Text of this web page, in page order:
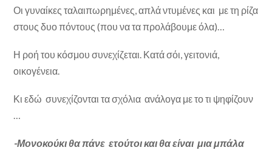
Οι γυναίκες ταλαιπωρημένες, απλά ντυμένες και με τη ρίζα
στους δυο πόντους (που να τα προλάβουμε όλα)…
Η ροή του κόσμου συνεχίζεται. Κατά σόι, γειτονιά,
οικογένεια.
Κι εδώ συνεχίζονται τα σχόλια ανάλογα με το τι ψηφίζουν
…
-Μονοκούκι θα πάνε ετούτοι και θα είναι μια μπάλα